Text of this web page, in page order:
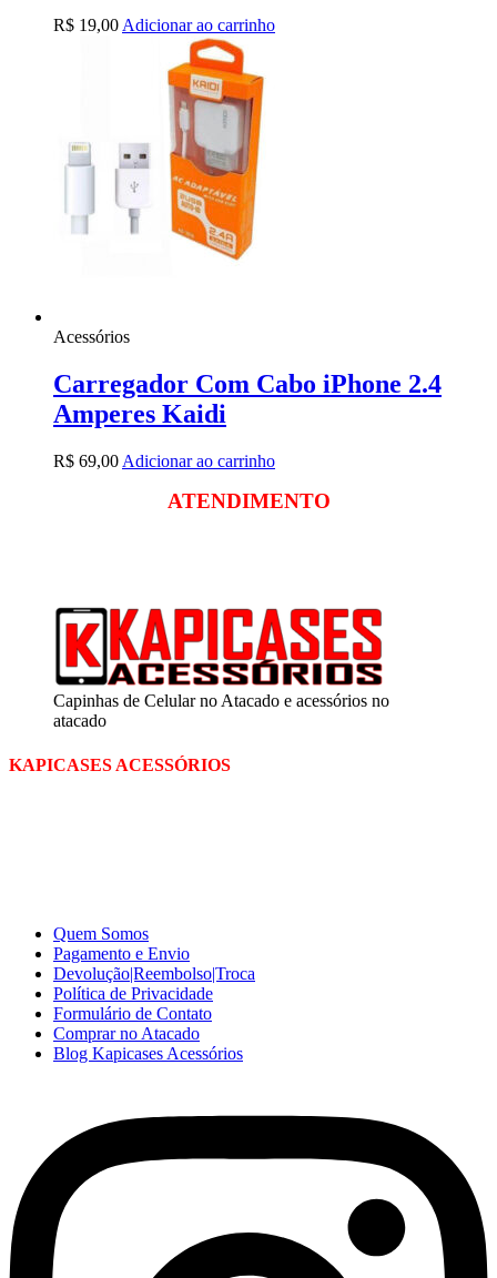
R$ 19,00 Adicionar ao carrinho
Acessórios
Carregador Com Cabo iPhone 2.4
Amperes Kaidi
R$ 69,00 Adicionar ao carrinho
ATENDIMENTO
Capinhas de Celular no Atacado e acessórios no
atacado
KAPICASES ACESSÓRIOS
Quem Somos
Pagamento e Envio
Devolução|Reembolso|Troca
Política de Privacidade
Formulário de Contato
Comprar no Atacado
Blog Kapicases Acessórios